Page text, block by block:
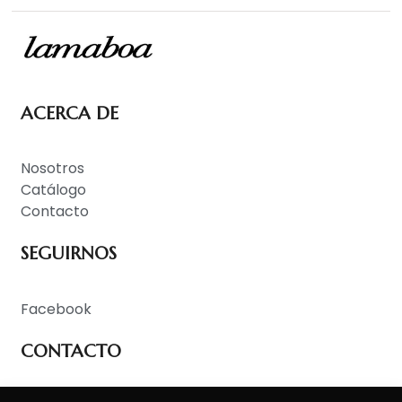
ACERCA DE
Nosotros
Catálogo
Contacto
SEGUIRNOS
Facebook
CONTACTO